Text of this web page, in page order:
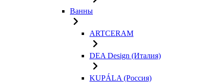
Ванны
ARTCERAM
DEA Design (Италия)
KUPÁLA (Россия)